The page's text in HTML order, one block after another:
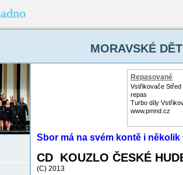
MORAVSKÉ
Repasované
Vstřikovače Střed
repas
Turbo díly
www.pmnd.cz
Sbor má na svém kontě i několik
CD KOUZLO ČESKÉ
(C) 2013